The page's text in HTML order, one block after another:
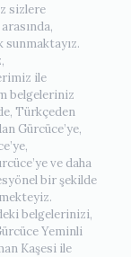
sizlere
ile
belgeleriniz
Türkçeden
Gürcüce’ye,
ve daha
bir şekilde
belgelerinizi,
Yeminli
Kaşesi ile